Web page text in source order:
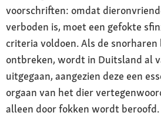
voorschriften: omdat
verboden is, moet een gefokte
criteria voldoen. Als de
ontbreken, wordt in Duitsland al
uitgegaan, aangezien deze een
orgaan van het dier
alleen door fokken wordt beroofd.